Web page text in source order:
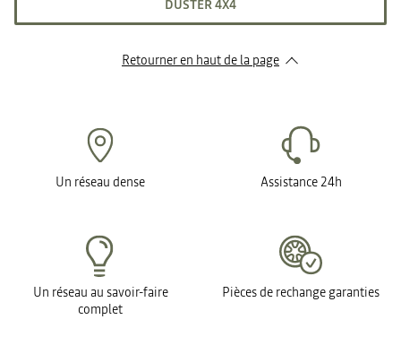
DUSTER 4X4
Retourner en haut de la page
Un réseau dense Assistance 24h
Un réseau au savoir-faire
complet
Pièces de rechange garanties